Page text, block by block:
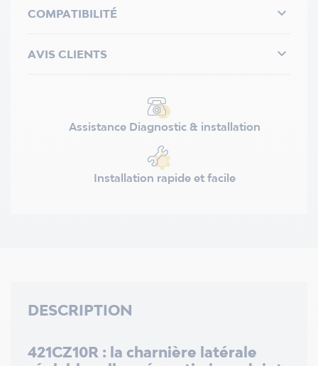
COMPATIBILITÉ 
AVIS CLIENTS 
Assistance Diagnostic & installation
Installation rapide et facile
DESCRIPTION
421CZ10R : la charnière latérale